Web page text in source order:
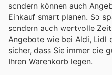
sondern können auch
Einkauf smart planen. So
sondern auch wertvolle
Angebote wie bei Aldi, Lidl
sicher, dass Sie immer die
Ihren Warenkorb legen.